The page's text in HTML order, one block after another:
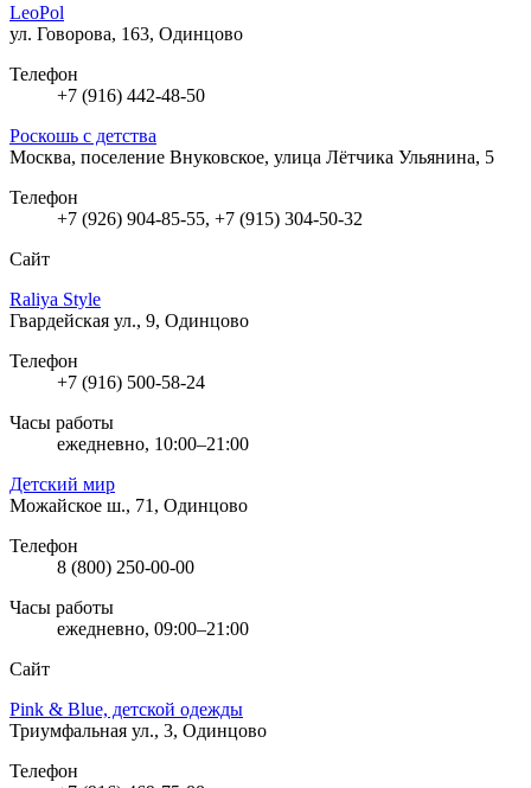
LeoPol
ул. Говорова, 163, Одинцово
Телефон
+7 (916) 442-48-50
Роскошь с детства
Москва, поселение Внуковское, улица Лётчика Ульянина, 5
Телефон
+7 (926) 904-85-55, +7 (915) 304-50-32
Сайт
Raliya Style
Гвардейская ул., 9, Одинцово
Телефон
+7 (916) 500-58-24
Часы работы
ежедневно, 10:00–21:00
Детский мир
Можайское ш., 71, Одинцово
Телефон
8 (800) 250-00-00
Часы работы
ежедневно, 09:00–21:00
Сайт
Pink & Blue, детской одежды
Триумфальная ул., 3, Одинцово
Телефон